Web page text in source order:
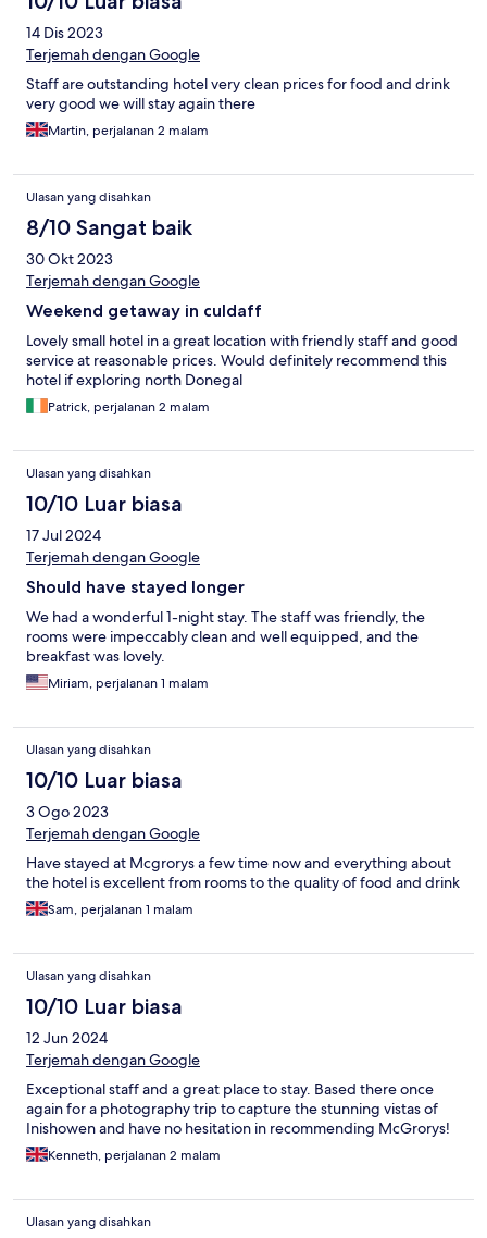
14 Dis 2023
Terjemah dengan Google
Staff are outstanding hotel very clean prices for food and drink
very good we will stay again there
Martin, perjalanan 2 malam
Ulasan yang disahkan
8/10 Sangat baik
30 Okt 2023
Terjemah dengan Google
Weekend getaway in culdaff
Lovely small hotel in a great location with friendly staff and good
service at reasonable prices. Would definitely recommend this
hotel if exploring north Donegal
Patrick, perjalanan 2 malam
Ulasan yang disahkan
10/10 Luar biasa
17 Jul 2024
Terjemah dengan Google
Should have stayed longer
We had a wonderful 1-night stay. The staff was friendly, the
rooms were impeccably clean and well equipped, and the
breakfast was lovely.
Miriam, perjalanan 1 malam
Ulasan yang disahkan
10/10 Luar biasa
3 Ogo 2023
Terjemah dengan Google
Have stayed at Mcgrorys a few time now and everything about
the hotel is excellent from rooms to the quality of food and drink
Sam, perjalanan 1 malam
Ulasan yang disahkan
10/10 Luar biasa
12 Jun 2024
Terjemah dengan Google
Exceptional staff and a great place to stay. Based there once
again for a photography trip to capture the stunning vistas of
Inishowen and have no hesitation in recommending McGrorys!
Kenneth, perjalanan 2 malam
Ulasan yang disahkan